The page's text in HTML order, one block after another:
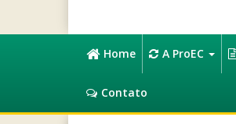
Home A ProEC
Contato